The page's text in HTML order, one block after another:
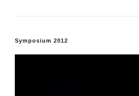
Symposium 2012